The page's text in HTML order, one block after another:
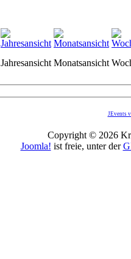
Jahresansicht Monatsansicht
JEvents
Copyright © 2026
Joomla! ist freie, unter der